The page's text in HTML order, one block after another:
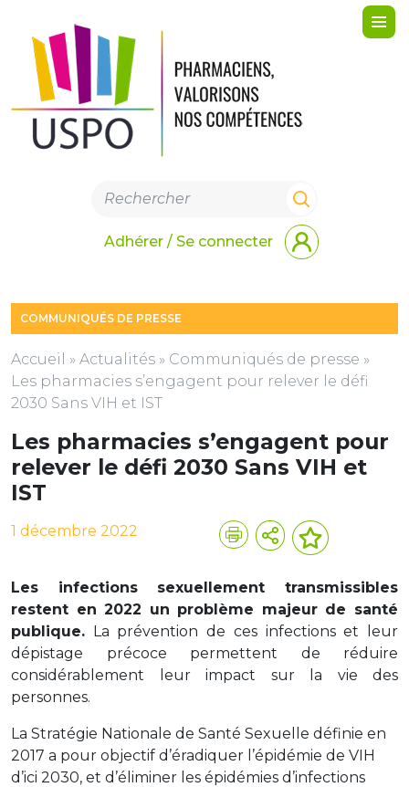
Adhérer / Se connecter
COMMUNIQUÉS DE PRESSE
Accueil » Actualités » Communiqués de presse »
Les pharmacies s’engagent pour relever le défi
2030 Sans VIH et IST
Les pharmacies s’engagent pour
relever le défi 2030 Sans VIH et
IST
1 décembre 2022
Les infections sexuellement transmissibles
restent en 2022 un problème majeur de santé
publique. La prévention de ces infections et leur
dépistage précoce permettent de réduire
considérablement leur impact sur la vie des
personnes.
La Stratégie Nationale de Santé Sexuelle définie en
2017 a pour objectif d’éradiquer l’épidémie de VIH
d’ici 2030, et d’éliminer les épidémies d’infections